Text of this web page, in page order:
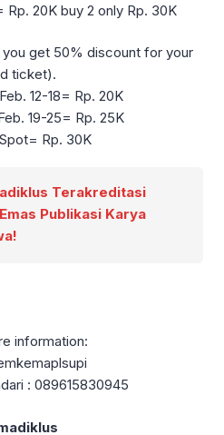
Rp. 20K buy 2 only Rp. 30K
get 50% discount for your
ticket).
12-18= Rp. 20K
19-25= Rp. 25K
Rp. 30K
Terakreditasi
Publikasi Karya
information:
: 089615830945